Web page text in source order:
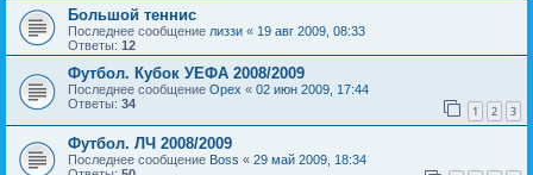
Большой теннис
Последнее сообщение лиззи « 19 авг 2009, 08:33
Ответы: 12
Футбол. Кубок УЕФА 2008/2009
Последнее сообщение Орех « 02 июн 2009, 17:44
Ответы: 34 1 2 3
Футбол. ЛЧ 2008/2009
Последнее сообщение Boss « 29 май 2009, 18:34